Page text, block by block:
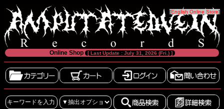
[English Online Store]
Online Shop [ Last Update : July 31, 2026 (Fri.) ]